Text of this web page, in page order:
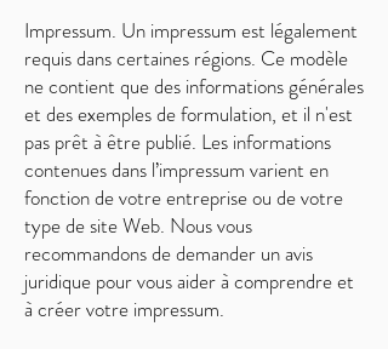
Impressum. Un impressum est légalement
requis dans certaines régions. Ce modèle
ne contient que des informations générales
et des exemples de formulation, et il n'est
pas prêt à être publié. Les informations
contenues dans l’impressum varient en
fonction de votre entreprise ou de votre
type de site Web. Nous vous
recommandons de demander un avis
juridique pour vous aider à comprendre et
à créer votre impressum.